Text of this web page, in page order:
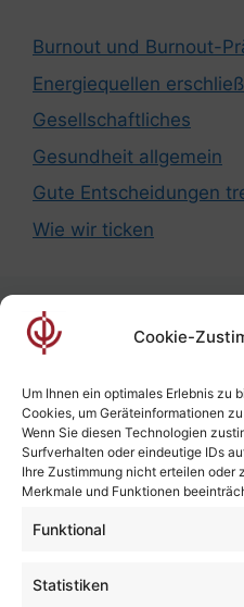
Cookie-
Um Ihnen ein optimales Erlebnis zu
Cookies, um Geräteinformationen
Wenn Sie diesen Technologien
Surfverhalten oder eindeutige IDs
Ihre Zustimmung nicht erteilen
Merkmale und Funktionen
Funktional
Statistiken
Burnout und Burnout-
Energiequellen
Gesellschaftliches
Gesundheit allgemein
Gute Entscheidungen
Wie wir ticken
Meta
Anmelden
Eintrags-Feed
Kommentar-Feed
WordPress.org